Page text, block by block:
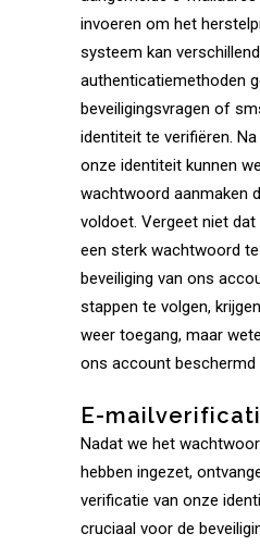
invoeren om het
systeem kan
authenticatiemethoden
beveiligingsvragen of
identiteit te verifiëren.
onze identiteit kunnen
wachtwoord aanmaken
voldoet. Vergeet niet
een sterk wachtwoord
beveiliging van ons
stappen te volgen,
weer toegang, maar
ons account beschermd
E-
Nadat we het
hebben ingezet,
verificatie van onze
cruciaal voor de